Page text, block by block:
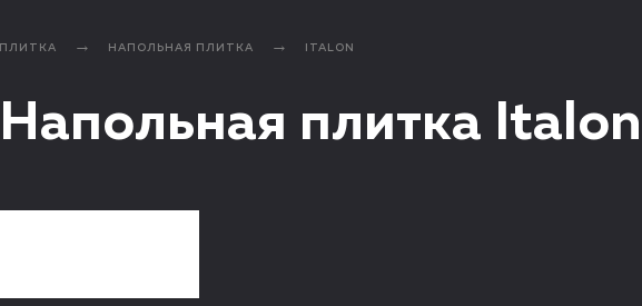
ПЛИТКА НАПОЛЬНАЯ ПЛИТКА ITALON
Напольная плитка Italon